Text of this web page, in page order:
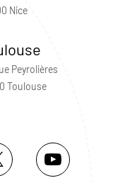
Nice
Peyrolières
Toulouse